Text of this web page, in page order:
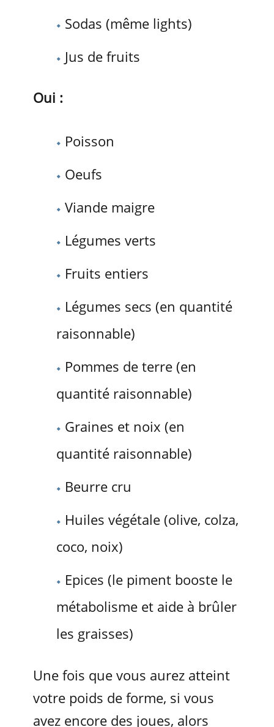
Sodas (même lights)
Jus de fruits
Oui :
Poisson
Oeufs
Viande maigre
Légumes verts
Fruits entiers
Légumes secs (en quantité
raisonnable)
Pommes de terre (en
quantité raisonnable)
Graines et noix (en
quantité raisonnable)
Beurre cru
Huiles végétale (olive, colza,
coco, noix)
Epices (le piment booste le
métabolisme et aide à brûler
les graisses)
Une fois que vous aurez atteint
votre poids de forme, si vous
avez encore des joues, alors